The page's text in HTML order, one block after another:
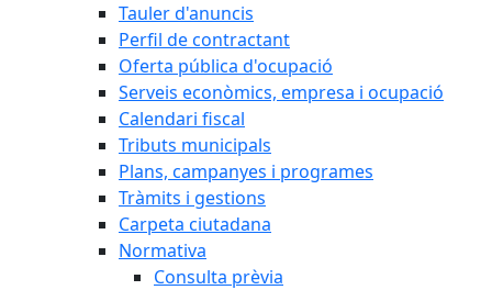
Tauler d'anuncis
Perfil de contractant
Oferta pública d'ocupació
Serveis econòmics, empresa i ocupació
Calendari fiscal
Tributs municipals
Plans, campanyes i programes
Tràmits i gestions
Carpeta ciutadana
Normativa
Consulta prèvia